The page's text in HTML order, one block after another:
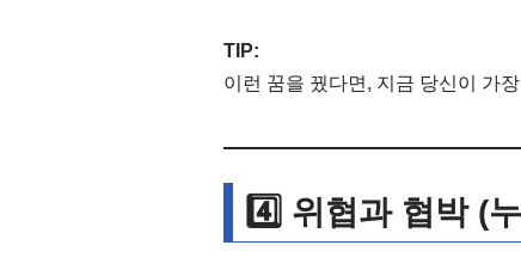
TIP:
이런 꿈을 꿨다면, 지금 당신이 가
4️⃣ 위협과 협박 (